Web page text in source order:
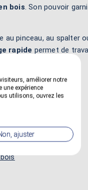
bois. Son pouvoir
au pinceau, au
rapide permet de
améliorer notre
une expérience
utilisons, ouvrez les
ajuster